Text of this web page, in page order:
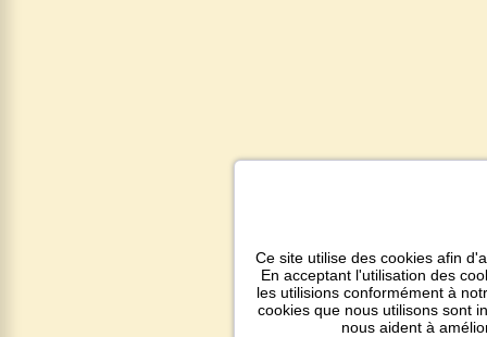
Ce site utilise des cookies afin
En acceptant l'utilisation des
les utilisions conformément à
cookies que nous utilisons sont
nous aident à